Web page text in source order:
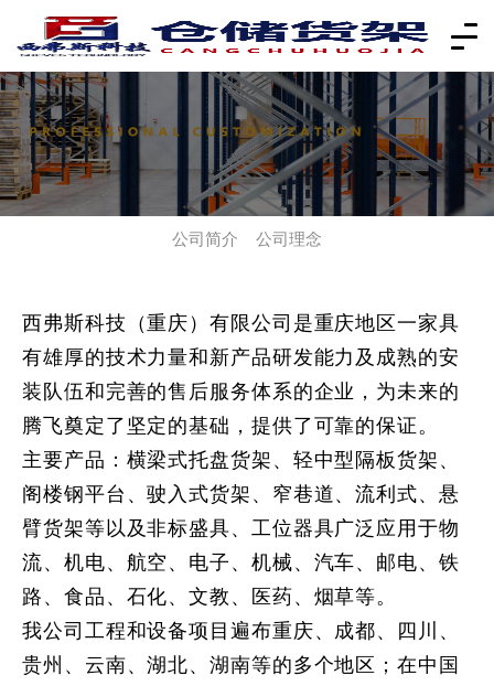
公司简介 公司理念
西弗斯科技（重庆）有限公司是重庆地区一家具
有雄厚的技术力量和新产品研发能力及成熟的安
装队伍和完善的售后服务体系的企业，为未来的
腾飞奠定了坚定的基础，提供了可靠的保证。
主要产品：横梁式托盘货架、轻中型隔板货架、
阁楼钢平台、驶入式货架、窄巷道、流利式、悬
臂货架等以及非标盛具、工位器具广泛应用于物
流、机电、航空、电子、机械、汽车、邮电、铁
路、食品、石化、文教、医药、烟草等。
我公司工程和设备项目遍布重庆、成都、四川、
贵州、云南、湖北、湖南等的多个地区；在中国